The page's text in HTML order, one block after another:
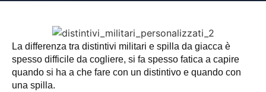
La differenza tra distintivi militari e spilla da giacca è
spesso difficile da cogliere, si fa spesso fatica a capire
quando si ha a che fare con un distintivo e quando con
una spilla.